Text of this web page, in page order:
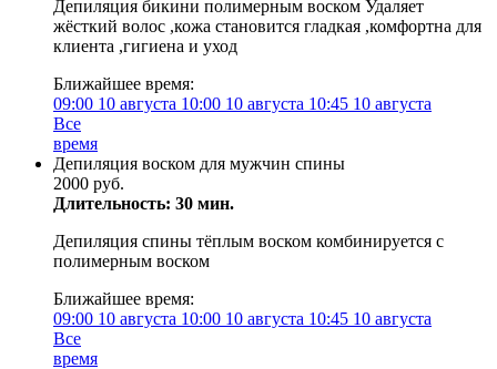
Депиляция бикини полимерным воском Удаляет
жёсткий волос ,кожа становится гладкая ,комфортна для
клиента ,гигиена и уход
Ближайшее время:
09:00 10 августа 10:00 10 августа 10:45 10 августа
Все
время
Депиляция воском для мужчин спины
2000 руб.
Длительность: 30 мин.
Депиляция спины тёплым воском комбинируется с
полимерным воском
Ближайшее время:
09:00 10 августа 10:00 10 августа 10:45 10 августа
Все
время